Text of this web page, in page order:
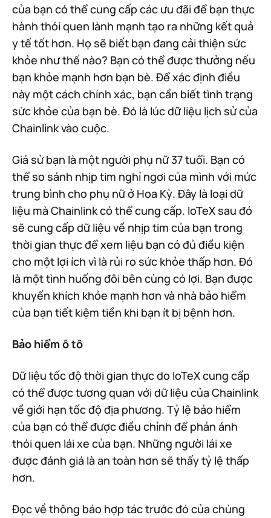
của bạn có thể cung cấp các ưu đãi để bạn thực
hành thói quen lành mạnh tạo ra những kết quả
y tế tốt hơn. Họ sẽ biết bạn đang cải thiện sức
khỏe như thế nào? Bạn có thể được thưởng nếu
bạn khỏe mạnh hơn bạn bè. Để xác định điều
này một cách chính xác, bạn cần biết tình trạng
sức khỏe của bạn bè. Đó là lúc dữ liệu lịch sử của
Chainlink vào cuộc.
Giả sử bạn là một người phụ nữ 37 tuổi. Bạn có
thể so sánh nhịp tim nghỉ ngơi của mình với mức
trung bình cho phụ nữ ở Hoa Kỳ. Đây là loại dữ
liệu mà Chainlink có thể cung cấp. IoTeX sau đó
sẽ cung cấp dữ liệu về nhịp tim của bạn trong
thời gian thực để xem liệu bạn có đủ điều kiện
cho một lợi ích vì là rủi ro sức khỏe thấp hơn. Đó
là một tình huống đôi bên cùng có lợi. Bạn được
khuyến khích khỏe mạnh hơn và nhà bảo hiểm
của bạn tiết kiệm tiền khi bạn ít bị bệnh hơn.
Bảo hiểm ô tô
Dữ liệu tốc độ thời gian thực do IoTeX cung cấp
có thể được tương quan với dữ liệu của Chainlink
về giới hạn tốc độ địa phương. Tỷ lệ bảo hiểm
của bạn có thể được điều chỉnh để phản ánh
thói quen lái xe của bạn. Những người lái xe
được đánh giá là an toàn hơn sẽ thấy tỷ lệ thấp
hơn.
Đọc về thông báo hợp tác trước đó của chúng